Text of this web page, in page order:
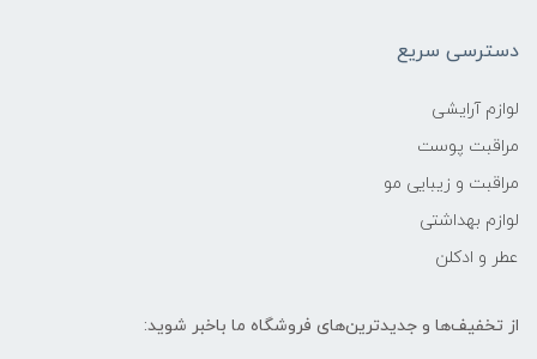
دسترسی سریع
لوازم آرایشی
مراقبت پوست
مراقبت و زیبایی مو
لوازم بهداشتی
عطر و ادکلن
از تخفیف‌ها و جدیدترین‌های فروشگاه ما باخبر شوید: